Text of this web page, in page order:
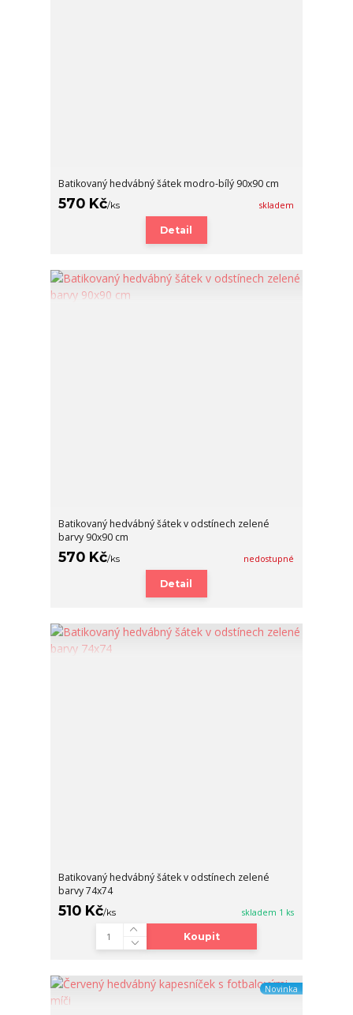
Batikovaný hedvábný šátek modro-bílý 90x90 cm
570 Kč/ks skladem
Detail
Batikovaný hedvábný šátek v odstínech zelené
barvy 90x90 cm
570 Kč/ks nedostupné
Detail
Batikovaný hedvábný šátek v odstínech zelené
barvy 74x74
510 Kč/ks skladem 1 ks
Koupit
Novinka